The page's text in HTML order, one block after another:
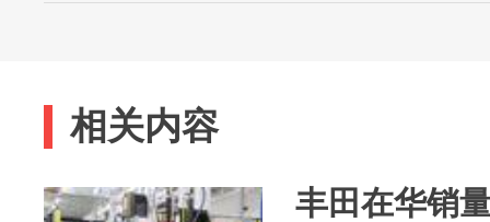
相关内容
丰田在华销